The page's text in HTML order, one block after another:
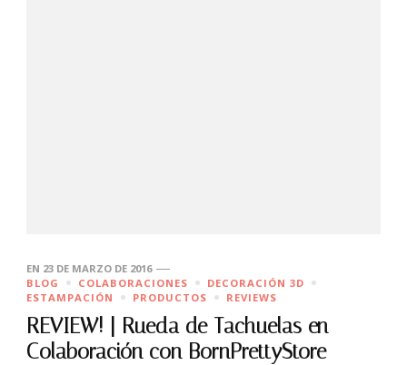
EN 23 DE MARZO DE 2016
BLOG
COLABORACIONES
DECORACIÓN 3D
ESTAMPACIÓN
PRODUCTOS REVIEWS
REVIEW! | Rueda de Tachuelas en
Colaboración con BornPrettyStore